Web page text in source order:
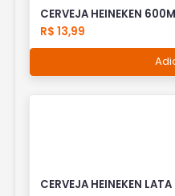
CERVEJA HEINEKEN
R$ 13,99
CERVEJA HEINEKEN